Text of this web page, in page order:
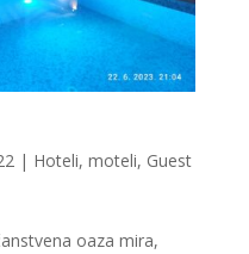
| Hoteli, moteli, Guest
oaza mira,